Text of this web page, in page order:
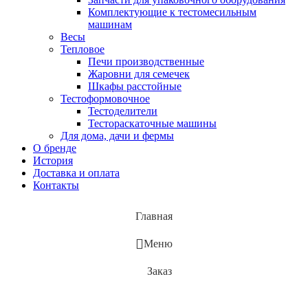
Комплектующие к тестомесильным
машинам
Весы
Тепловое
Печи производственные
Жаровни для семечек
Шкафы расстойные
Тестоформовочное
Тестоделители
Тестораскаточные машины
Для дома, дачи и фермы
О бренде
История
Доставка и оплата
Контакты
Главная
Меню
Заказ